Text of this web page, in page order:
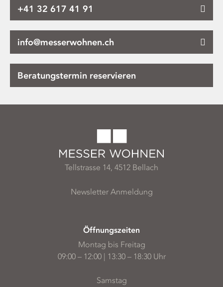
+41 32 617 41 91
info@messerwohnen.ch
Beratungstermin reservieren
Tellstrasse 14, 4512 Bellach
Newsletter Anmeldung
Öffnungszeiten
Montag bis Freitag
09:00 – 12:00 | 13:30 – 18:30 Uhr
Samstag